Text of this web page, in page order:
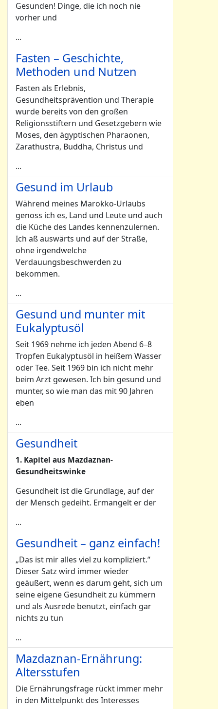
Gesunden! Dinge, die ich noch nie
vorher und
...
Fasten – Geschichte,
Methoden und Nutzen
Fasten als Erlebnis,
Gesundheitsprävention und Therapie
wurde bereits von den großen
Religionsstiftern und Gesetzgebern wie
Moses, den ägyptischen Pharaonen,
Zarathustra, Buddha, Christus und
...
Gesund im Urlaub
Während meines Marokko-Urlaubs
genoss ich es, Land und Leute und auch
die Küche des Landes kennenzulernen.
Ich aß auswärts und auf der Straße,
ohne irgendwelche
Verdauungsbeschwerden zu
bekommen.
...
Gesund und munter mit
Eukalyptusöl
Seit 1969 nehme ich jeden Abend 6–8
Tropfen Eukalyptusöl in heißem Wasser
oder Tee. Seit 1969 bin ich nicht mehr
beim Arzt gewesen. Ich bin gesund und
munter, so wie man das mit 90 Jahren
eben
...
Gesundheit
1. Kapitel aus Mazdaznan-
Gesundheitswinke
Gesundheit ist die Grundlage, auf der
der Mensch gedeiht. Ermangelt er der
...
Gesundheit – ganz einfach!
„Das ist mir alles viel zu kompliziert.“
Dieser Satz wird immer wieder
geäußert, wenn es darum geht, sich um
seine eigene Gesundheit zu kümmern
und als Ausrede benutzt, einfach gar
nichts zu tun
...
Mazdaznan-Ernährung:
Altersstufen
Die Ernährungsfrage rückt immer mehr
in den Mittelpunkt des Interesses